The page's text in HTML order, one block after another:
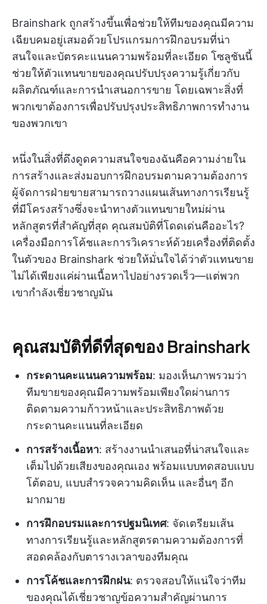
Brainshark ถูกสร้างขึ้นเพื่อช่วยให้ทีมของคุณมีความ
เฉียบคมอยู่เสมอด้วยโปรแกรมการฝึกอบรมที่น่า
สนใจและบัตรคะแนนความพร้อมที่ละเอียด โซลูชันนี้
ช่วยให้ตัวแทนขายของคุณปรับปรุงความรู้เกี่ยวกับ
ผลิตภัณฑ์และการนำเสนอการขาย โดยเฉพาะสิ่งที่
พวกเขาต้องการเพื่อปรับปรุงประสิทธิภาพการทำงาน
ของพวกเขา
หนึ่งในสิ่งที่ดึงดูดความสนใจของฉันคือความง่ายใน
การสร้างและส่งมอบการฝึกอบรมตามความต้องการ
ผู้จัดการฝ่ายขายสามารถวางแผนเส้นทางการเรียนรู้
ที่มีโครงสร้างซึ่งจะนำทางตัวแทนขายใหม่ผ่าน
หลักสูตรที่สำคัญที่สุด คุณสมบัติที่โดดเด่นคืออะไร?
เครื่องมือการโค้ชและการวิเคราะห์ด้วยเครื่องที่ติดตั้ง
ในตัวของ Brainshark ช่วยให้มั่นใจได้ว่าตัวแทนขาย
ไม่ได้เพียงแค่ผ่านเนื้อหาไปอย่างรวดเร็ว—แต่พวก
เขากำลังเชี่ยวชาญมัน
คุณสมบัติที่ดีที่สุดของ Brainshark
กระดานคะแนนความพร้อม: มองเห็นภาพรวมว่า
ทีมขายของคุณมีความพร้อมเพียงใดผ่านการ
ติดตามความก้าวหน้าและประสิทธิภาพด้วย
กระดานคะแนนที่ละเอียด
การสร้างเนื้อหา: สร้างงานนำเสนอที่น่าสนใจและ
เต็มไปด้วยเสียงของคุณเอง พร้อมแบบทดสอบแบบ
โต้ตอบ, แบบสำรวจความคิดเห็น และอื่นๆ อีก
มากมาย
การฝึกอบรมและการปฐมนิเทศ: จัดเตรียมเส้น
ทางการเรียนรู้และหลักสูตรตามความต้องการที่
สอดคล้องกับตารางเวลาของทีมคุณ
การโค้ชและการฝึกฝน: ตรวจสอบให้แน่ใจว่าทีม
ของคุณได้เชี่ยวชาญข้อความสำคัญผ่านการ